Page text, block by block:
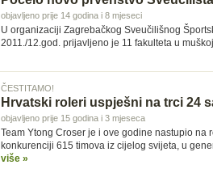
objavljeno prije 14 godina i 8 mjeseci
U organizaciji Zagrebačkog Sveučilišnog
2011./12.god. prijavljeno je 11 fakulteta u
ČESTITAMO!
Hrvatski roleri uspješni na trci 24
objavljeno prije 15 godina i 3 mjeseca
Team Ytong Croser je i ove godine nastupio na
konkurenciji 615 timova iz cijelog svijeta, u
više »